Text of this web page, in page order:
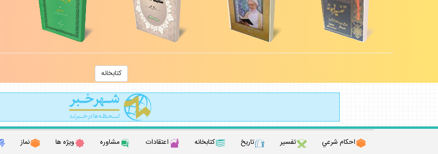
كتابخانه
احكام شرعي تفسير تاريخ كتابخانه اعتقادات مشاوره ويژه ها نماز